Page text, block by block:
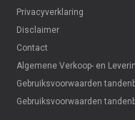
Privacyverklaring
Disclaimer
Contact
Algemene Verkoop- en
Gebruiksvoorwaarden
Gebruiksvoorwaarden